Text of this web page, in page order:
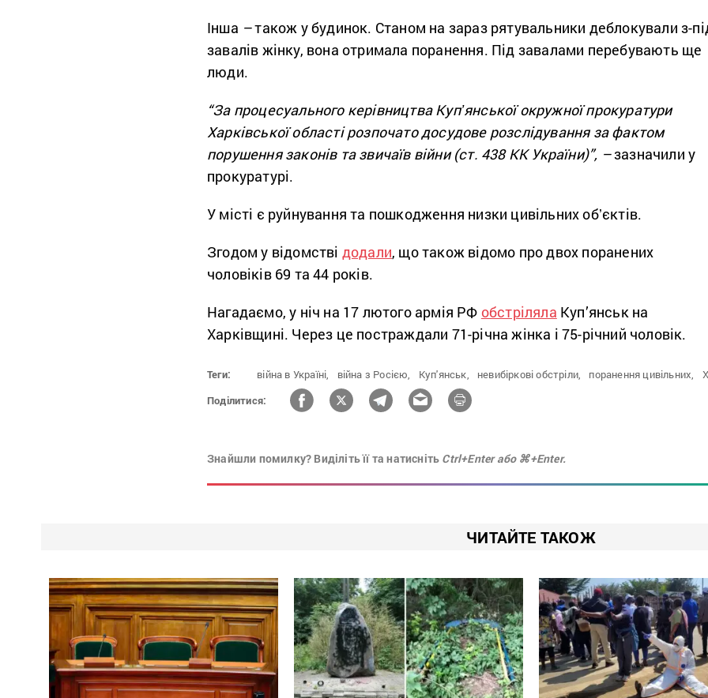
Інша –також у будинок. Станом на зараз рятувальники деблокували з-
завалів жінку, вона отримала поранення. Під завалами перебувають ще
люди.
“За процесуального керівництва Купʼянської окружної прокуратури
Харківської області розпочато досудове розслідування за фактом
порушення законів та звичаїв війни (ст. 438 КК України)”, –зазначили у
прокуратурі.
У місті є руйнування та пошкодження низки цивільних обʼєктів.
Згодом у відомстві додали, що також відомо про двох поранених
чоловіків 69 та 44 років.
Нагадаємо, у ніч на 17 лютого армія РФ обстріляла Куп’янськ на
Харківщині. Через це постраждали 71-річна жінка і 75-річний чоловік.
Теги: війна в Україні, війна з Росією, Куп'янськ, невибіркові обстріли, поранення цивільних,
Поділитися:
Знайшли помилку? Виділіть її та натисніть Ctrl+Enter або ⌘+Enter.
ЧИТАЙТЕ ТАКОЖ